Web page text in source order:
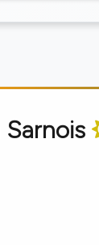
Sarnois